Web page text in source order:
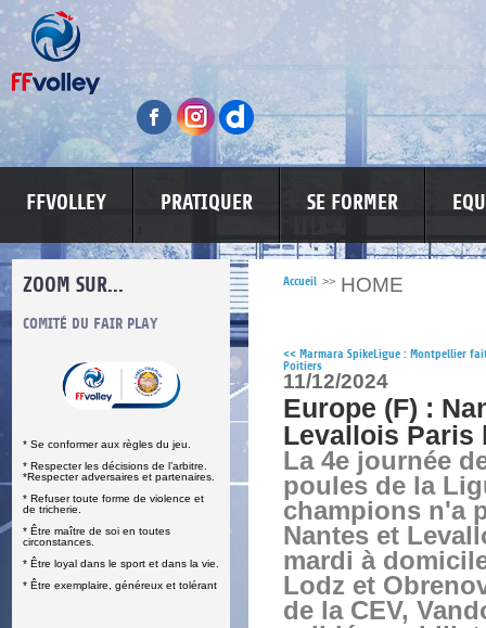
FFVOLLEY PRATIQUER SE FORMER
ZOOM SUR...
COMITÉ DU FAIR PLAY
* Se conformer aux règles du jeu.
* Respecter les décisions de l’arbitre.
*Respecter adversaires et partenaires.
* Refuser toute forme de violence et
de tricherie.
* Être maître de soi en toutes
circonstances.
* Être loyal dans le sport et dans la vie.
* Être exemplaire, généreux et tolérant
LUTTE CONTRE LES VIOLENCES
Accueil >> HOME
<< Marmara SpikeLigue : Montpellier
Poitiers
11/12/2024
Europe (F) :
Levallois Paris
La 4e journée
poules de la
champions n'a
Nantes et
mardi à
Lodz et
de la CEV,